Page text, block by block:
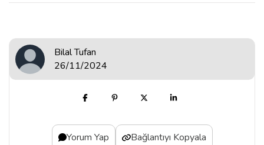
Bilal Tufan
26/11/2024
Yorum Yap Bağlantıyı Kopyala